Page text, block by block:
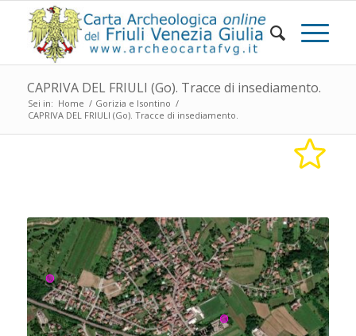
CAPRIVA DEL FRIULI (Go). Tracce di insediamento.
Sei in: Home / Gorizia e Isontino /
CAPRIVA DEL FRIULI (Go). Tracce di insediamento.